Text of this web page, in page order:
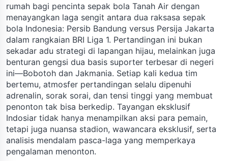
rumah bagi pencinta sepak bola Tanah Air dengan
menayangkan laga sengit antara dua raksasa sepak
bola Indonesia: Persib Bandung versus Persija Jakarta
dalam rangkaian BRI Liga 1. Pertandingan ini bukan
sekadar adu strategi di lapangan hijau, melainkan juga
benturan gengsi dua basis suporter terbesar di negeri
ini—Bobotoh dan Jakmania. Setiap kali kedua tim
bertemu, atmosfer pertandingan selalu dipenuhi
adrenalin, sorak sorai, dan tensi tinggi yang membuat
penonton tak bisa berkedip. Tayangan eksklusif
Indosiar tidak hanya menampilkan aksi para pemain,
tetapi juga nuansa stadion, wawancara eksklusif, serta
analisis mendalam pasca-laga yang memperkaya
pengalaman menonton.